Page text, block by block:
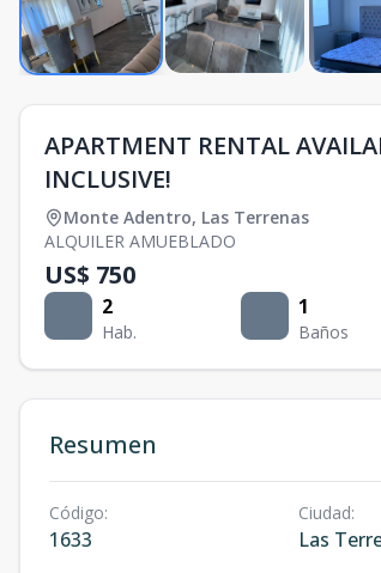
APARTMENT RENTAL
INCLUSIVE!
Monte Adentro, Las Terrenas
ALQUILER AMUEBLADO
US$ 750
2
Hab.
1
Baños
Resumen
Código:
1633
Ciudad:
Las